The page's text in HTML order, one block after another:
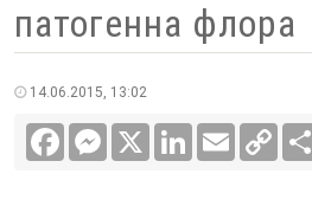
патогенна флора
14.06.2015, 13:02
FacebookMessenger LinkedInEmail
Copy
Link